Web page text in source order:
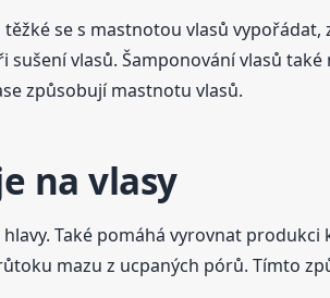
se s mastnotou vlasů
vlasů. Šamponování vlasů
způsobují mastnotu vlasů.
na vlasy
Také pomáhá vyrovnat produkci
mazu z ucpaných pórů. Tímto